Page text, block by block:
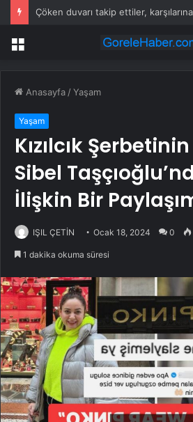
Menü
Anasayfa /Yaşam
Yaşam
Kızılcık
Sibel
İlişkin Bir
IŞIL ÇETİN Ocak 18, 2024 0
1 dakika okuma süresi